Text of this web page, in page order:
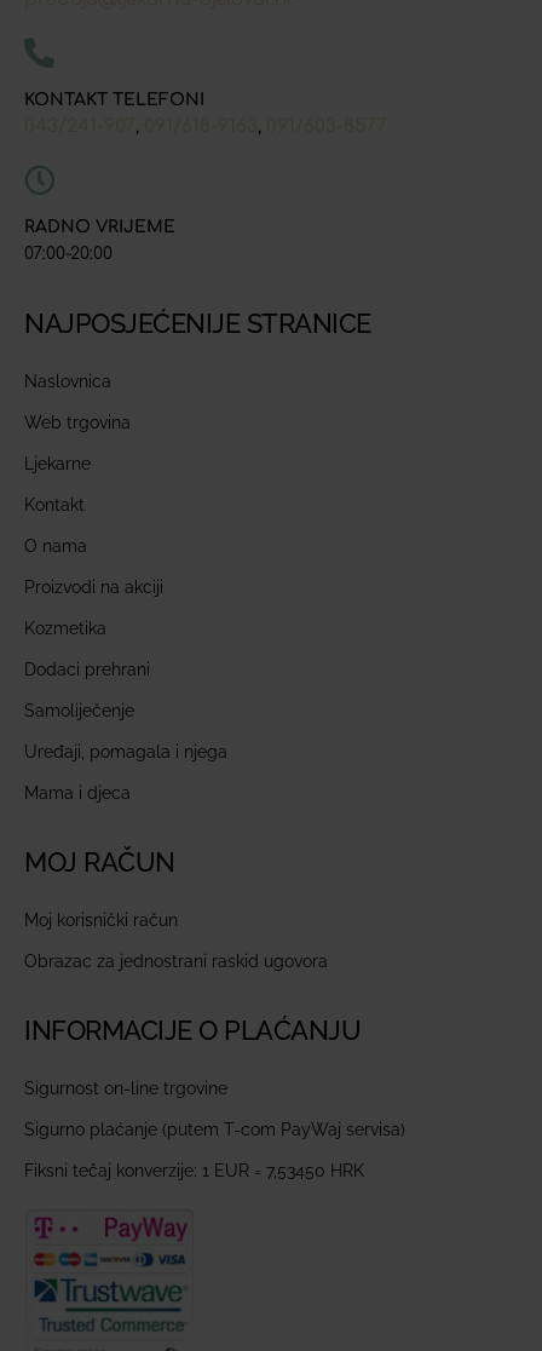
KONTAKT TELEFONI
RADNO VRIJEME
07:00-20:00
NAJPOSJEĆENIJE STRANICE
Naslovnica
Web trgovina
Ljekarne
Kontakt
O nama
Proizvodi na akciji
Kozmetika
Dodaci prehrani
Samoliječenje
Uređaji, pomagala i njega
Mama i djeca
MOJ RAČUN
Moj korisnički račun
Obrazac za jednostrani raskid ugovora
INFORMACIJE O PLAĆANJU
Sigurnost on-line trgovine
Sigurno plaćanje (putem T-com PayWaj servisa)
Fiksni tečaj konverzije: 1 EUR = 7,53450 HRK